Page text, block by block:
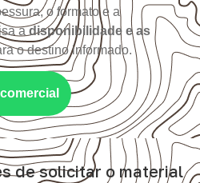
o formato e a
adisponibilidade e as
o destino informado.
de solicitar o material